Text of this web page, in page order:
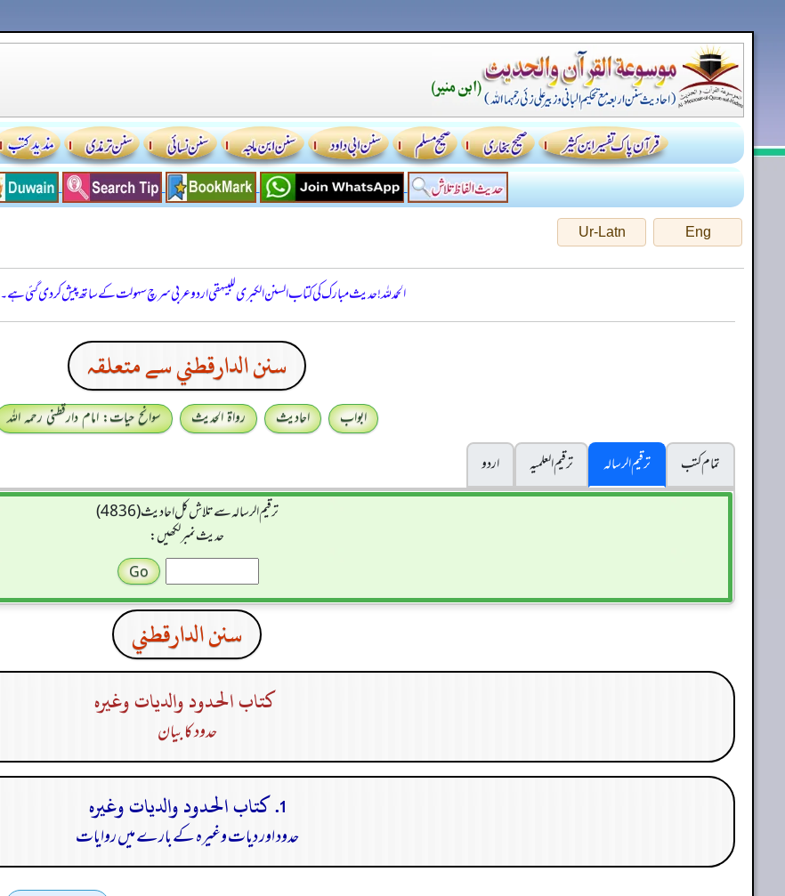
Eng
Ur-Latn
الحمدللہ! حدیث مبارک کی کتاب السنن الكبرى للبيهقي اردو عربی سرچ سہولت کے ساتھ پیش کر دی گئی ہے۔
سنن الدارقطني سے متعلقہ
ابواب احادیث رواۃ الحدیث
سوانح حیات: امام دارقطنی رحمہ اللہ
تمام کتب
ترقیم الرسالہ ترقیم العلمیہ
اردو
ترقیم الرسالہ سے تلاش کل احادیث (4836)
حدیث نمبر لکھیں:
سنن الدارقطني
كتاب الحدود والديات وغيره
حدود کا بیان
1. كتاب الحدود والديات وغيره
حدود اور دیات وغیرہ کے بارے میں روایات